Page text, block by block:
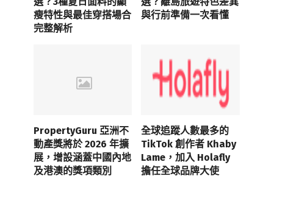
瘦特性與最佳穿搭場合
完整解析
與行前準備一次看懂
PropertyGuru 亞洲不
動產獎將於 2026 年擴
展，增設涵蓋中國內地
及港澳的獎項類別
全球追蹤人數最多的
TikTok 創作者 Khaby
Lame，加入 Holafly
擔任全球品牌大使